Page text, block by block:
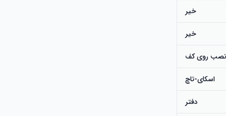
خیر
خیر
نصب روی کف
اسکای-تاچ
دفتر